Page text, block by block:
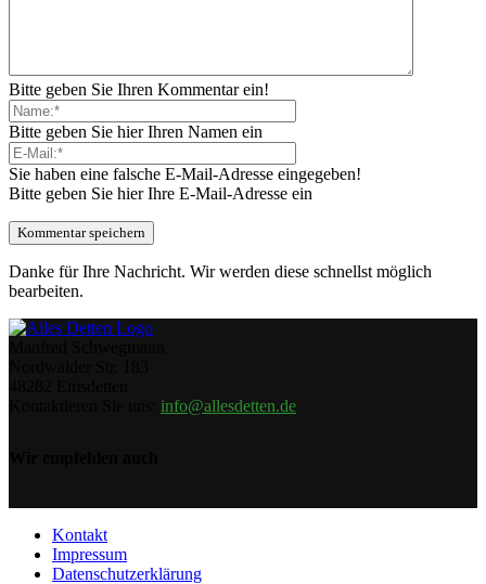
Bitte geben Sie Ihren Kommentar ein!
Bitte geben Sie hier Ihren Namen ein
Sie haben eine falsche E-Mail-Adresse eingegeben!
Bitte geben Sie hier Ihre E-Mail-Adresse ein
Danke für Ihre Nachricht. Wir werden diese schnellst möglich
bearbeiten.
info@allesdetten.de
Kontakt
Impressum
Datenschutzerklärung